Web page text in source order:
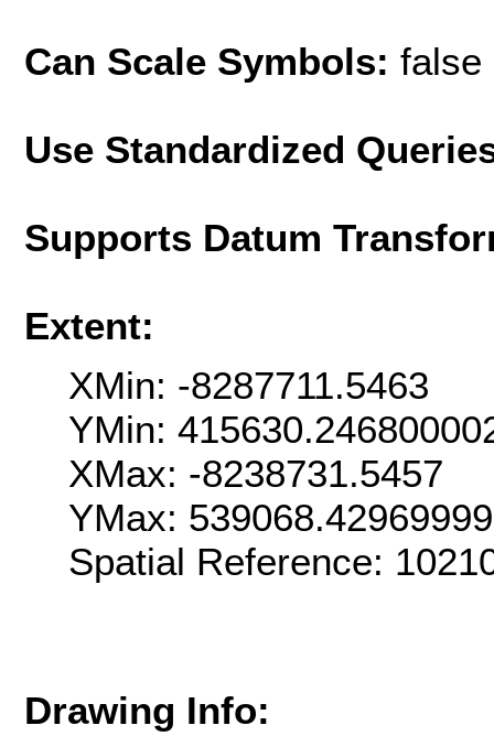
Can Scale Symbols: false
Use Standardized
Supports Datum
Extent:
XMin: -8287711.5463
YMin:
XMax: -8238731.5457
YMax:
Spatial Reference:
Drawing Info: